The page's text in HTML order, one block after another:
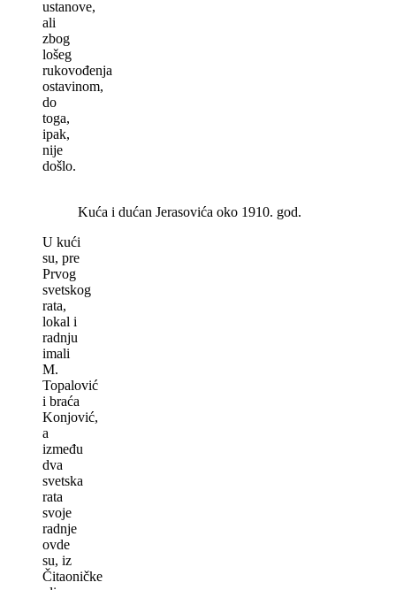
ustanove,
ali
zbog
lošeg
rukovođenja
ostavinom,
do
toga,
ipak,
nije
došlo.
Kuća i dućan Jerasovića oko 1910. god.
U kući
su, pre
Prvog
svetskog
rata,
lokal i
radnju
imali
M.
Topalović
i braća
Konjović,
a
između
dva
svetska
rata
svoje
radnje
ovde
su, iz
Čitaoničke